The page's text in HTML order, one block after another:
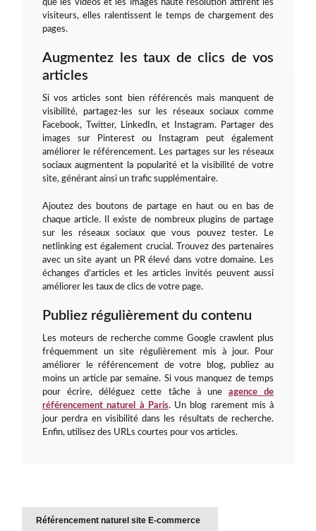
que les vidéos et les images haute résolution attirent les
visiteurs, elles ralentissent le temps de chargement des
pages.
Augmentez les taux de clics de vos
articles
Si vos articles sont bien référencés mais manquent de
visibilité, partagez-les sur les réseaux sociaux comme
Facebook, Twitter, LinkedIn, et Instagram. Partager des
images sur Pinterest ou Instagram peut également
améliorer le référencement. Les partages sur les réseaux
sociaux augmentent la popularité et la visibilité de votre
site, générant ainsi un trafic supplémentaire.
Ajoutez des boutons de partage en haut ou en bas de
chaque article. Il existe de nombreux plugins de partage
sur les réseaux sociaux que vous pouvez tester. Le
netlinking est également crucial. Trouvez des partenaires
avec un site ayant un PR élevé dans votre domaine. Les
échanges d’articles et les articles invités peuvent aussi
améliorer les taux de clics de votre page.
Publiez régulièrement du contenu
Les moteurs de recherche comme Google crawlent plus
fréquemment un site régulièrement mis à jour. Pour
améliorer le référencement de votre blog, publiez au
moins un article par semaine. Si vous manquez de temps
pour écrire, déléguez cette tâche à une agence de
référencement naturel à Paris. Un blog rarement mis à
jour perdra en visibilité dans les résultats de recherche.
Enfin, utilisez des URLs courtes pour vos articles.
Référencement naturel site E-commerce